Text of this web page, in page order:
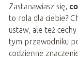
Zastanawiasz się,
to rola dla ciebie?
ustaw, ale też
tym przewodniku
codzienne